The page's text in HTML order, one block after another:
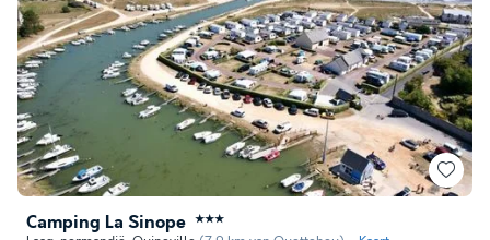
Camping La Sinope ★★★